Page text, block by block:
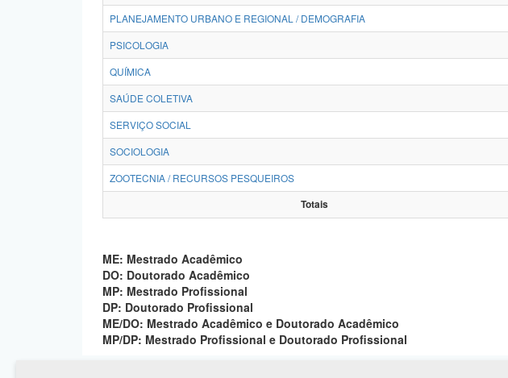
PLANEJAMENTO URBANO E REGIONAL / DEMOGRAFIA
PSICOLOGIA
QUÍMICA
SAÚDE COLETIVA
SERVIÇO SOCIAL
SOCIOLOGIA
ZOOTECNIA / RECURSOS PESQUEIROS
Totais
ME: Mestrado Acadêmico
DO: Doutorado Acadêmico
MP: Mestrado Profissional
DP: Doutorado Profissional
ME/DO: Mestrado Acadêmico e Doutorado Acadêmico
MP/DP: Mestrado Profissional e Doutorado Profissional